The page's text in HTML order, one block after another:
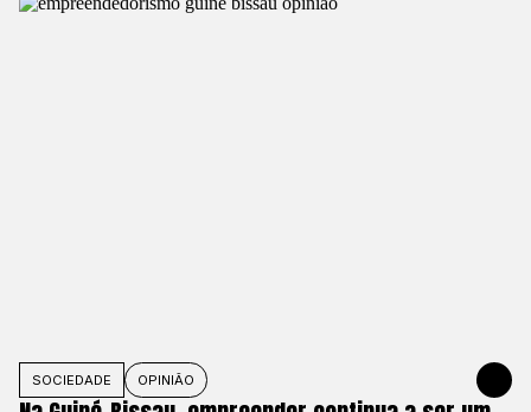
SOCIEDADE OPINIÃO JUNE 1,